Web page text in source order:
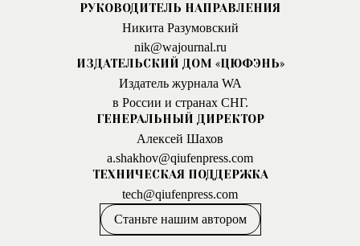
РУКОВОДИТЕЛЬ НАПРАВЛЕНИЯ
Никита Разумовский
nik@wajournal.ru
ИЗДАТЕЛЬСКИЙ ДОМ «ЦЮФЭНЬ»
Издатель журнала WA
в России и странах СНГ.
ГЕНЕРАЛЬНЫЙ ДИРЕКТОР
Алексей Шахов
a.shakhov@qiufenpress.com
ТЕХНИЧЕСКАЯ ПОДДЕРЖКА
tech@qiufenpress.com
Станьте нашим автором